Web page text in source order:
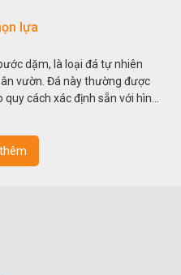
lựa
dặm, là loại đá tự nhiên
vườn. Đá này thường được
cách xác định sẵn với hình
dày khác nhau.